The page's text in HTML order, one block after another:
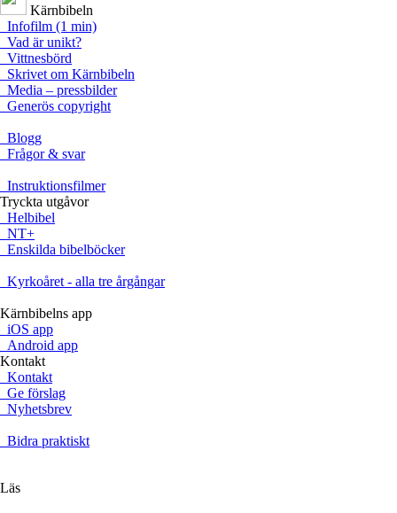
Kärnbibeln
Infofilm (1 min)
Vad är unikt?
Vittnesbörd
Skrivet om Kärnbibeln
Media – pressbilder
Generös copyright
Blogg
Frågor & svar
Instruktionsfilmer
Tryckta utgåvor
Helbibel
NT+
Enskilda bibelböcker
Kyrkoåret - alla tre årgångar
Kärnbibelns app
iOS app
Android app
Kontakt
Kontakt
Ge förslag
Nyhetsbrev
Bidra praktiskt
Läs